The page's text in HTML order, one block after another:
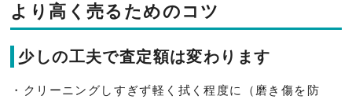
より高く売るためのコツ
少しの工夫で査定額は変わります
・クリーニングしすぎず軽く拭く程度に（磨き傷を防